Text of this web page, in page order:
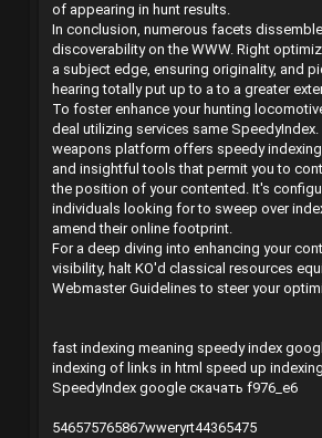
of appearing in hunt results.
In conclusion, numerous facets
discoverability on the WWW. Right
a subject edge, ensuring originality, and
hearing totally put up to a to a greater
To foster enhance your hunting
deal utilizing services same
weapons platform offers speedy
and insightful tools that permit you to
the position of your contented. It's
individuals looking for to sweep over
amend their online footprint.
For a deep diving into enhancing your
visibility, halt KO'd classical resources
Webmaster Guidelines to steer your
fast indexing meaning speedy index
indexing of links in html speed up
SpeedyIndex google скачать f976_e6
546575765867wweryrt44365475